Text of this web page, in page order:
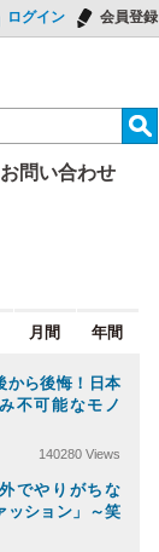
ログイン 会員登録
お問い合わせ
月間 年間
から後悔！日本
不可能なモノ
140280 Views
でやりがちな
ッション」～笑